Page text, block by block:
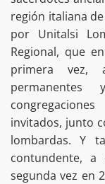
región italiana
por Unitalsi
Regional, que
primera vez,
permanentes
invitados, junto
lombardas. Y
contundente,
segunda vez en